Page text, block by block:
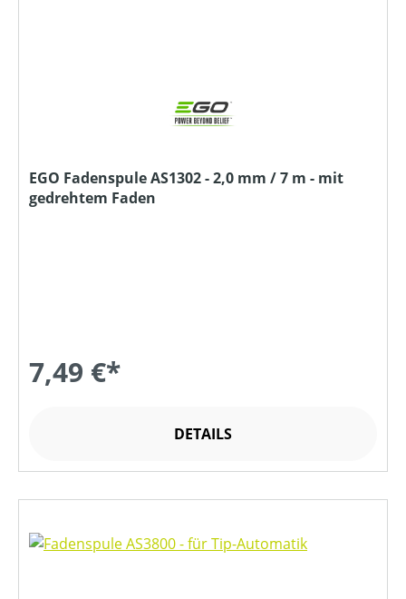
EGO Fadenspule AS1302 - 2,0 mm / 7 m - mit
gedrehtem Faden
7,49 €*
DETAILS